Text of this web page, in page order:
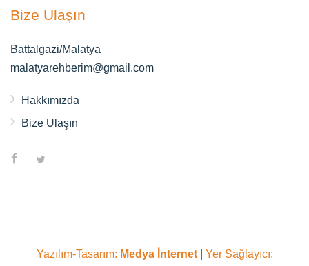
Bize Ulaşın
Battalgazi/Malatya
malatyarehberim@gmail.com
Hakkımızda
Bize Ulaşın
Yazılım-Tasarım: Medya İnternet| Yer Sağlayıcı: